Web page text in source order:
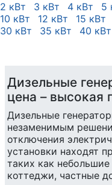
2 кВт
3 кВт 4 кВт 5
10 кВт
12 кВт 15 кВт
30 кВт
35 кВт 40 кВт
Дизельные
цена – высокая
Дизельные
незаменимым
отключения
установки находят
таких как
коттеджи, частные